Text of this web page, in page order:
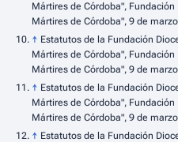
Mártires de Córdoba",
Mártires de Córdoba", 9 de
↑ Estatutos de la Fundación
Mártires de Córdoba",
Mártires de Córdoba", 9 de
↑ Estatutos de la Fundación
Mártires de Córdoba",
Mártires de Córdoba", 9 de
↑ Estatutos de la Fundación